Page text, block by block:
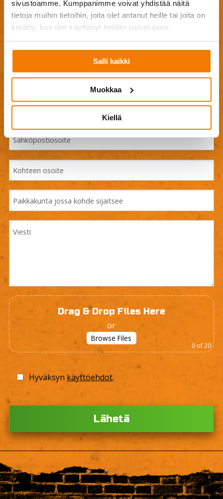
sivustoamme. Kumppanimme voivat yhdistää näitä
tietoja muihin tietoihin, joita olet antanut heille tai joita on
kerätty, kun olet käyttänyt heidän palvelujaan.
Salli kaikki
Muokkaa
Kiellä
Jätä meille yhteystietosi ja viesti, niin olemme sinuun
mahdollisimman pian yhteydessä!
Drag & Drop Files Here
or
Browse Files
0of 20
Hyväksyn käyttöehdot.
this
field
empty.